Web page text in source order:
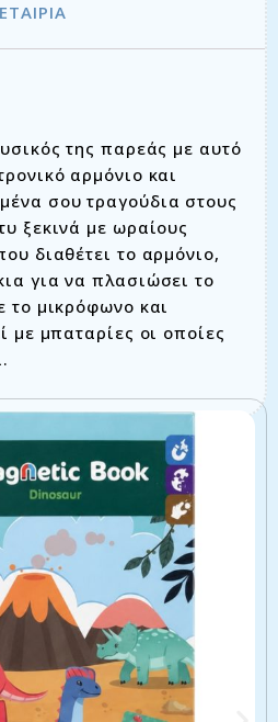
ΕΤΑΙΡΊΑ
της παρεάς με αυτό
αρμόνιο και
σου τραγούδια στους
ξεκινά με ωραίους
διαθέτει το αρμόνιο,
για να πλασιώσει το
το μικρόφωνο και
με μπαταρίες οι οποίες
προϊόντα